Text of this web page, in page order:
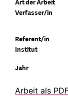
Art der Arbeit
Verfasser/in
Referent/in
Institut
Jahr
Arbeit als